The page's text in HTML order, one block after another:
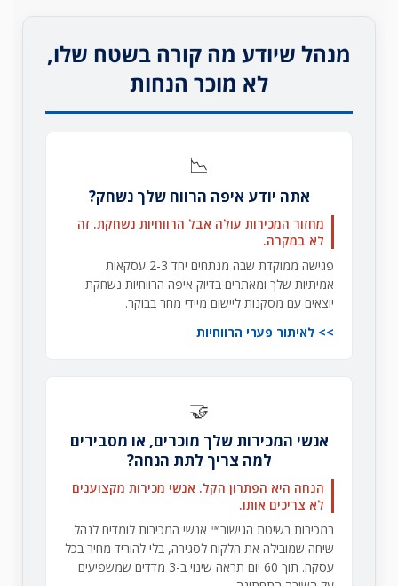
מנהל שיודע מה קורה בשטח שלו,
לא מוכר הנחות
📉
אתה יודע איפה הרווח שלך נשחק?
מחזור המכירות עולה אבל הרווחיות נשחקת. זה
לא במקרה.
פגישה ממוקדת שבה מנתחים יחד 2-3 עסקאות
אמיתיות שלך ומאתרים בדיוק איפה הרווחיות נשחקת.
יוצאים עם מסקנות ליישום מיידי מחר בבוקר.
לאיתור פערי הרווחיות
🤝
אנשי המכירות שלך מוכרים, או מסבירים
למה צריך לתת הנחה?
הנחה היא הפתרון הקל. אנשי מכירות מקצוענים
לא צריכים אותו.
במכירות בשיטת הגישור™ אנשי המכירות לומדים לנהל
שיחה שמובילה את הלקוח לסגירה, בלי להוריד מחיר בכל
עסקה. תוך 60 יום תראה שינוי ב-3 מדדים שמשפיעים